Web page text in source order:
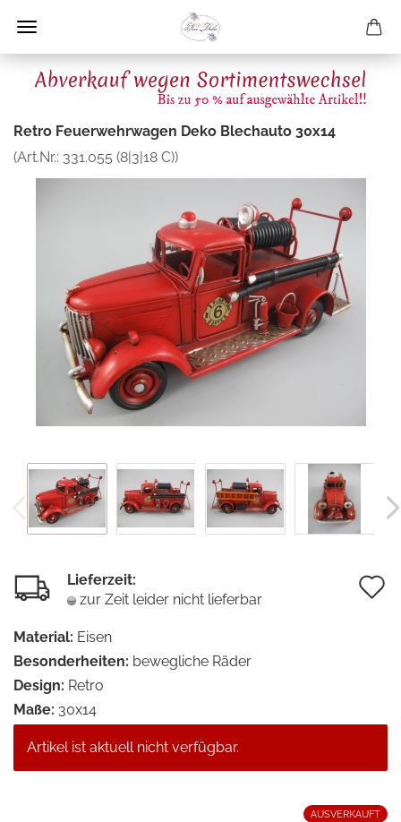
Retro Feuerwehrwagen Deko Blechauto 30x14
(Art.Nr.: 331.055 (8|3|18 C))
Lieferzeit:
zur Zeit leider nicht lieferbar
Material: Eisen
Besonderheiten: bewegliche Räder
Design: Retro
Maße: 30x14
Artikel ist aktuell nicht verfügbar.
AUSVERKAUFT